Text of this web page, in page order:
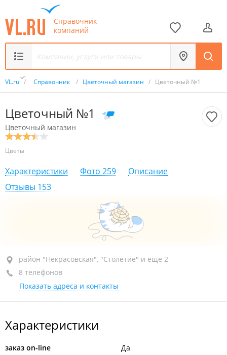
Справочник
компаний
VL.ru / Справочник / Цветочный магазин / Цветочный №1
Цветочный №1
Цветочный магазин
Цветы
Характеристики Фото 259
Описание
Отзывы 153
район "Некрасовская", ул. Некрасовская, 29
+7 914 077-82-18
круглосуточно
район "Некрасовская", "Столетие" и ещё 2
8 телефонов
Показать адреса и контакты
Характеристики
заказ on-line Да